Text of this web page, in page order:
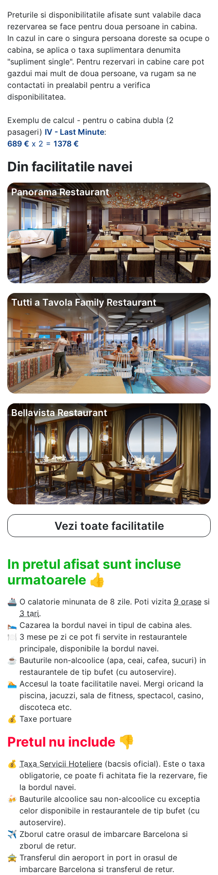
Preturile si disponibilitatile afisate sunt valabile daca
rezervarea se face pentru doua persoane in cabina.
In cazul in care o singura persoana doreste sa ocupe o
cabina, se aplica o taxa suplimentara denumita
"supliment single". Pentru rezervari in cabine care pot
gazdui mai mult de doua persoane, va rugam sa ne
contactati in prealabil pentru a verifica
disponibilitatea.
Exemplu de calcul - pentru o cabina dubla (2
pasageri) IV - Last Minute:
689 € x 2 = 1378 €
Din facilitatile navei
Panorama Restaurant
Tutti a Tavola Family Restaurant
Bellavista Restaurant
Vezi toate facilitatile
In pretul afisat sunt incluse
urmatoarele 👍
🚢 O calatorie minunata de 8 zile. Poti vizita 9 orase si
3 tari.
🛌 Cazarea la bordul navei in tipul de cabina ales.
🍽 3 mese pe zi ce pot fi servite in restaurantele
principale, disponibile la bordul navei.
☕ Bauturile non-alcoolice (apa, ceai, cafea, sucuri) in
restaurantele de tip bufet (cu autoservire).
🏊‍ Accesul la toate facilitatile navei. Mergi oricand la
piscina, jacuzzi, sala de fitness, spectacol, casino,
discoteca etc.
💰 Taxe portuare
Pretul nu include 👎
💰 Taxa Servicii Hoteliere (bacsis oficial). Este o taxa
obligatorie, ce poate fi achitata fie la rezervare, fie
la bordul navei.
🍻 Bauturile alcoolice sau non-alcoolice cu exceptia
celor disponibile in restaurantele de tip bufet (cu
autoservire).
✈ Zborul catre orasul de imbarcare Barcelona si
zborul de retur.
🚖 Transferul din aeroport in port in orasul de
imbarcare Barcelona si transferul de retur.